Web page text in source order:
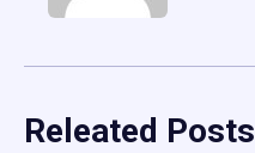
Releated Posts